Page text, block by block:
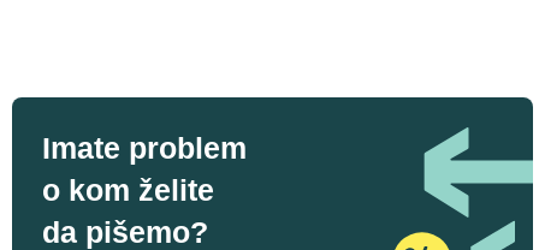
Imate problem
o kom želite
da pišemo?